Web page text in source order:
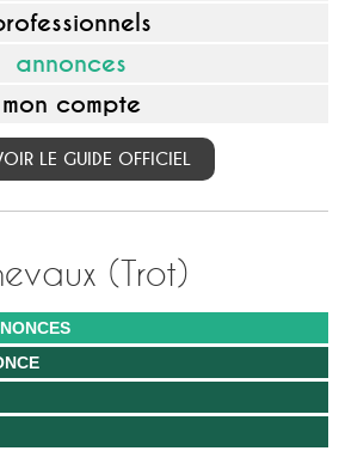
annonces
mon compte
LE GUIDE OFFICIEL
(Trot)